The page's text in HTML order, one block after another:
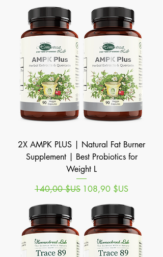
2X AMPK PLUS | Natural Fat Burner
Supplement | Best Probiotics for
Weight L
Prix original
140,00 $US Prix promotionnel
108,90 $US